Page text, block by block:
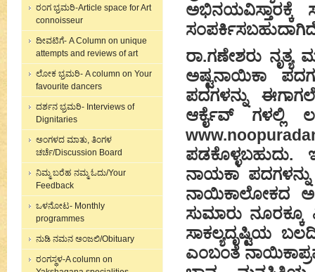
ರಂಗ ಭ್ರಮರಿ-Article space for Art
connoisseur
ದೀವಟಿಗೆ- A Column on unique
attempts and reviews of art
ಲೋಕ ಭ್ರಮರಿ- A column on Your
favourite dancers
ದರ್ಶನ ಭ್ರಮರಿ- Interviews of
Dignitaries
ಅಂಗಳದ ಮಾತು, ತಿಂಗಳ
ಚರ್ಚೆ/Discussion Board
ನಿಮ್ಮ ಬರೆಹ ನಮ್ಮ ಓದು/Your
Feedback
ಒಳನೋಟ- Monthly
programmes
ನುಡಿ ನಮನ ಅಂಜಲಿ/Obituary
ರಂಗಸ್ಥಳ-A column on
ಅಭಿನಯವಿಸ್ತಾರಕ್ಕೆ
ರಾ.ಗಣೇಶರು ನೃತ್ಯ
ಅಷ್ಟನಾಯಿಕಾ
ಪದಗಳನ್ನು
ಆರ್ಕೈವ್ ಗಳಲ್ಲಿ
ನಾಯಕಾ ಪದಗಳನ್ನು
ನಾಯಿಕಾಲೋಕದ
ಸುಮಾರು
ಸಾಕಲ್ಯದೃಷ್ಟಿಯ
ಎಂಬಂತೆ